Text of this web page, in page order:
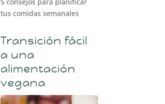
tus comidas semanales
Transición fácil
a una
alimentación
vegana